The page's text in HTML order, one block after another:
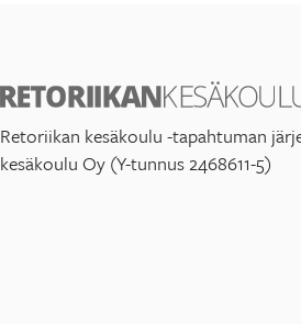
Retoriikan kesäkoulu -tapahtuman
kesäkoulu Oy (Y-tunnus 2468611-5)